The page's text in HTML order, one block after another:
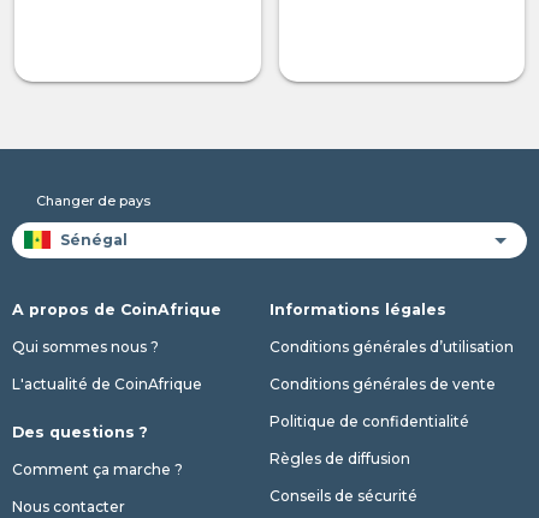
Changer de pays
A propos de CoinAfrique
Qui sommes nous ?
L'actualité de CoinAfrique
Des questions ?
Comment ça marche ?
Nous contacter
Informations légales
Conditions générales d’utilisation
Conditions générales de vente
Politique de confidentialité
Règles de diffusion
Conseils de sécurité